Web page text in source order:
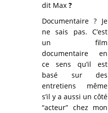
dit Max ?
Documentaire ? Je
ne sais pas. C’est
un film
documentaire en
ce sens qu’il est
basé sur des
entretiens même
s’il y a aussi un côté
“acteur” chez mon